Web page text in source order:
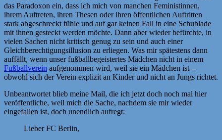
das Paradoxon ein, dass ich mich von manchen Feministinnen,
ihrem Auftreten, ihren Thesen oder ihren öffentlichen Auftritten
stark abgeschreckt fühle und auf gar keinen Fall in eine Schublade
mit ihnen gesteckt werden möchte. Dann aber wieder befürchte, in
vielen Sachen nicht kritisch genug zu sein und auch einer
Gleichberechtigungsillusion zu erliegen. Was mir spätestens dann
auffällt, wenn unser fußballbegeistertes Mädchen nicht in einem
Fußballverein aufgenommen wird, weil sie ein Mädchen ist –
obwohl sich der Verein explizit an Kinder und nicht an Jungs richtet.
Unbeantwortet blieb meine Mail, die ich jetzt doch noch mal hier
veröffentliche, weil mich die Sache, nachdem sie mir wieder
eingefallen ist, doch unendlich aufregt:
Lieber FC Berlin,